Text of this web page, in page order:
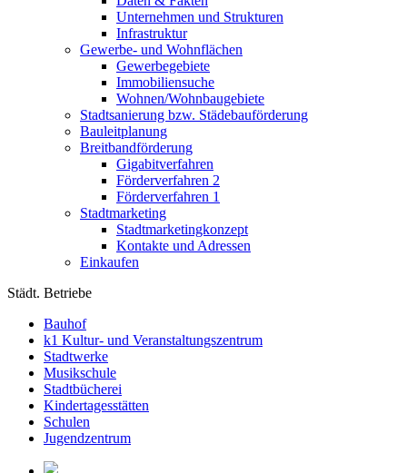
Unternehmen und Strukturen
Infrastruktur
Gewerbe- und Wohnflächen
Gewerbegebiete
Immobiliensuche
Wohnen/Wohnbaugebiete
Stadtsanierung bzw. Städebauförderung
Bauleitplanung
Breitbandförderung
Gigabitverfahren
Förderverfahren 2
Förderverfahren 1
Stadtmarketing
Stadtmarketingkonzept
Kontakte und Adressen
Einkaufen
Städt. Betriebe
Bauhof
k1 Kultur- und Veranstaltungszentrum
Stadtwerke
Musikschule
Stadtbücherei
Kindertagesstätten
Schulen
Jugendzentrum